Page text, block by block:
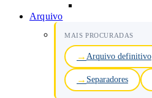
Arquivo
MAIS PROCURADAS
Arquivo definitivo
Separadores